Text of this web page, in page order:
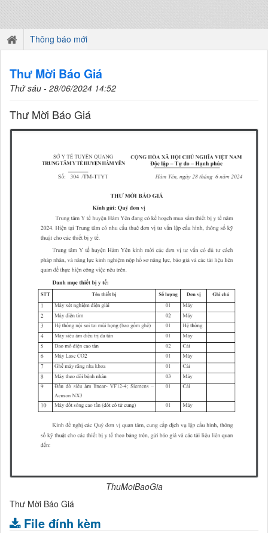
Thông báo mới
Thư Mời Báo Giá
Thứ sáu - 28/06/2024 14:52
Thư Mời Báo Giá
ThuMoiBaoGia
Thư Mời Báo Giá
File đính kèm